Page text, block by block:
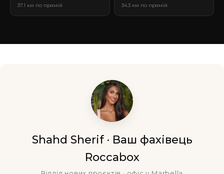
37.1 км по прямій 34.3 км по прямій
Shahd Sherif · Ваш фахівець
Roccabox